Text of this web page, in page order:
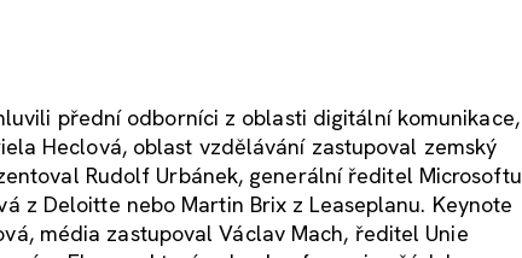
přední odborníci z oblasti digitální komunikace,
Heclová, oblast vzdělávání zastupoval zemský
Rudolf Urbánek, generální ředitel Microsoftu
z Deloitte nebo Martin Brix z Leaseplanu. Keynote
média zastupoval Václav Mach, ředitel Unie